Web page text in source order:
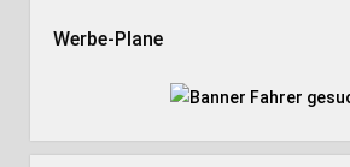
Werbe-Plane